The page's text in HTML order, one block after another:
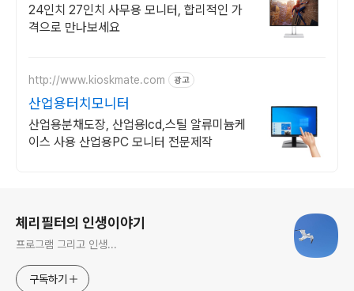
24인치 27인치 사무용 모니터, 합리적인 가
격으로 만나보세요
http://www.kioskmate.com 광고
산업용터치모니터
산업용분채도장, 산업용lcd,스틸 알류미늄케
이스 사용 산업용PC 모니터 전문제작
체리필터의 인생이야기
프로그램 그리고 인생...
구독하기